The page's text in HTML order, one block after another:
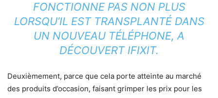
FONCTIONNE PAS NON PLUS
LORSQU’IL EST TRANSPLANTÉ DANS
UN NOUVEAU TÉLÉPHONE, A
DÉCOUVERT IFIXIT.
Deuxièmement, parce que cela porte atteinte au marché
des produits d’occasion, faisant grimper les prix pour les